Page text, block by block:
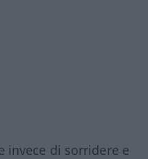
invece di sorridere e